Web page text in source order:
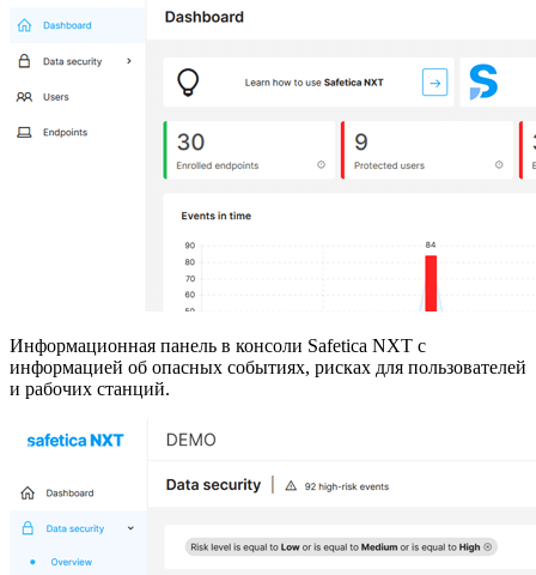
Информационная панель в консоли Safetica NXT с
информацией об опасных событиях, рисках для пользователей
и рабочих станций.